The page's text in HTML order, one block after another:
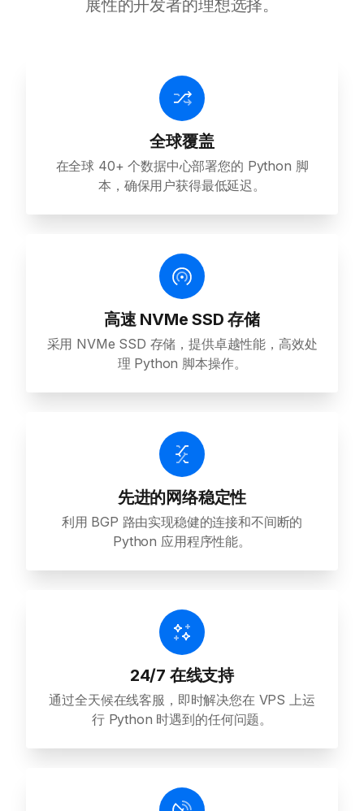
展性的开发者的理想选择。
全球覆盖
在全球 40+ 个数据中心部署您的 Python 脚
本，确保用户获得最低延迟。
高速 NVMe SSD 存储
采用 NVMe SSD 存储，提供卓越性能，高效处
理 Python 脚本操作。
先进的网络稳定性
利用 BGP 路由实现稳健的连接和不间断的
Python 应用程序性能。
24/7 在线支持
通过全天候在线客服，即时解决您在 VPS 上运
行 Python 时遇到的任何问题。